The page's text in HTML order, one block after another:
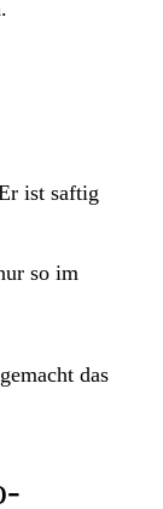
ist saftig
so im
das